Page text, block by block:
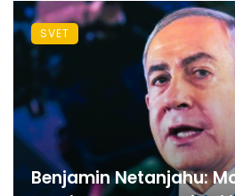
Benjamin Netanjahu:
SVET